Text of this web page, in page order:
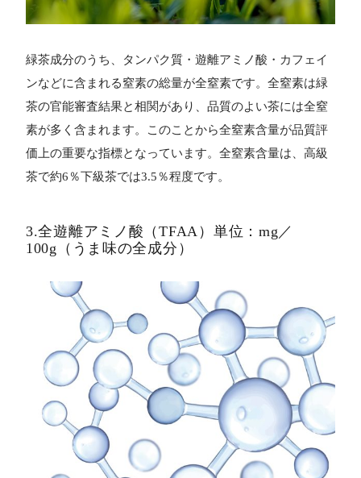
緑茶成分のうち、タンパク質・遊離アミノ酸・カフェイ
ンなどに含まれる窒素の総量が全窒素です。全窒素は緑
茶の官能審査結果と相関があり、品質のよい茶には全窒
素が多く含まれます。このことから全窒素含量が品質評
価上の重要な指標となっています。全窒素含量は、高級
茶で約6％下級茶では3.5％程度です。
3.全遊離アミノ酸（TFAA）単位：mg／
100g（うま味の全成分）